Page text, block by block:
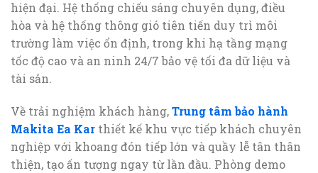
hiện đại. Hệ thống chiếu sáng chuyên dụng, điều
hòa và hệ thống thông gió tiên tiến duy trì môi
trường làm việc ổn định, trong khi hạ tầng mạng
tốc độ cao và an ninh 24/7 bảo vệ tối đa dữ liệu và
tài sản.
Về trải nghiệm khách hàng,Trung tâm bảo hành
Makita Ea Kar thiết kế khu vực tiếp khách chuyên
nghiệp với khoang đón tiếp lớn và quầy lễ tân thân
thiện, tạo ấn tượng ngay từ lần đầu. Phòng demo